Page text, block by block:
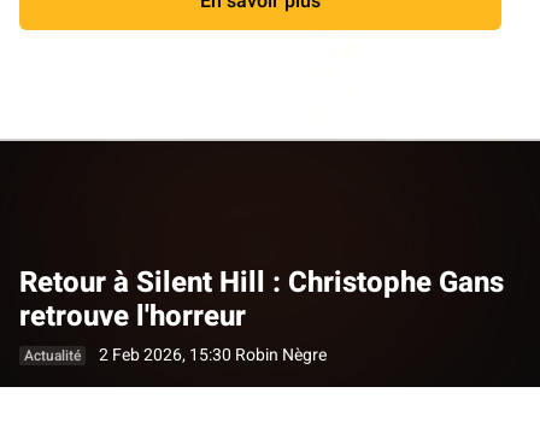
Retour à Silent Hill : Christophe Gans
retrouve l'horreur
Actualité 2 Feb 2026, 15:30 Robin Nègre